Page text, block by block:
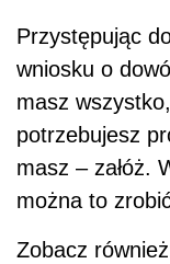
Przystępując
wniosku o
masz
potrzebujesz
masz – załóż.
można to
Zobacz